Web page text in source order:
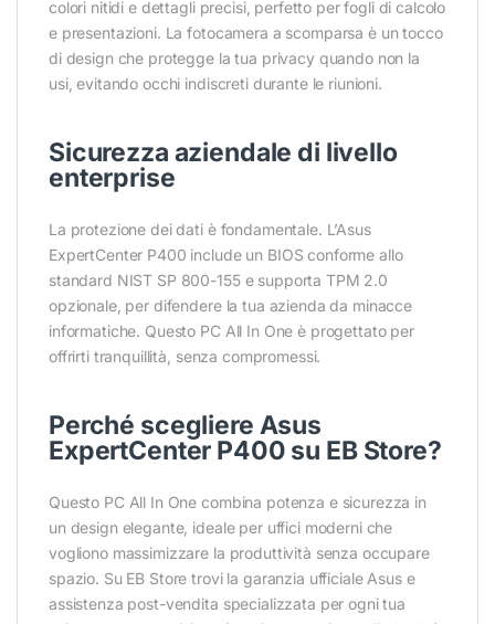
colori nitidi e dettagli precisi, perfetto per fogli di calcolo
e presentazioni. La fotocamera a scomparsa è un tocco
di design che protegge la tua privacy quando non la
usi, evitando occhi indiscreti durante le riunioni.
Sicurezza aziendale di livello
enterprise
La protezione dei dati è fondamentale. L’Asus
ExpertCenter P400 include un BIOS conforme allo
standard NIST SP 800-155 e supporta TPM 2.0
opzionale, per difendere la tua azienda da minacce
informatiche. Questo PC All In One è progettato per
offrirti tranquillità, senza compromessi.
Perché scegliere Asus
ExpertCenter P400 su EB Store?
Questo PC All In One combina potenza e sicurezza in
un design elegante, ideale per uffici moderni che
vogliono massimizzare la produttività senza occupare
spazio. Su EB Store trovi la garanzia ufficiale Asus e
assistenza post-vendita specializzata per ogni tua